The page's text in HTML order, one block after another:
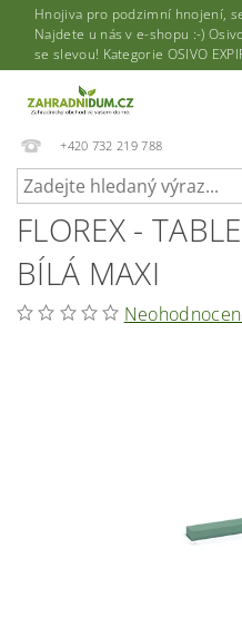
Hnojiva pro podzimní hnojení,
Najdete u nás v e-shopu :-)
se slevou! Kategorie OSIVO
+420 732 219 788
FLOREX -
BÍLÁ MAXI